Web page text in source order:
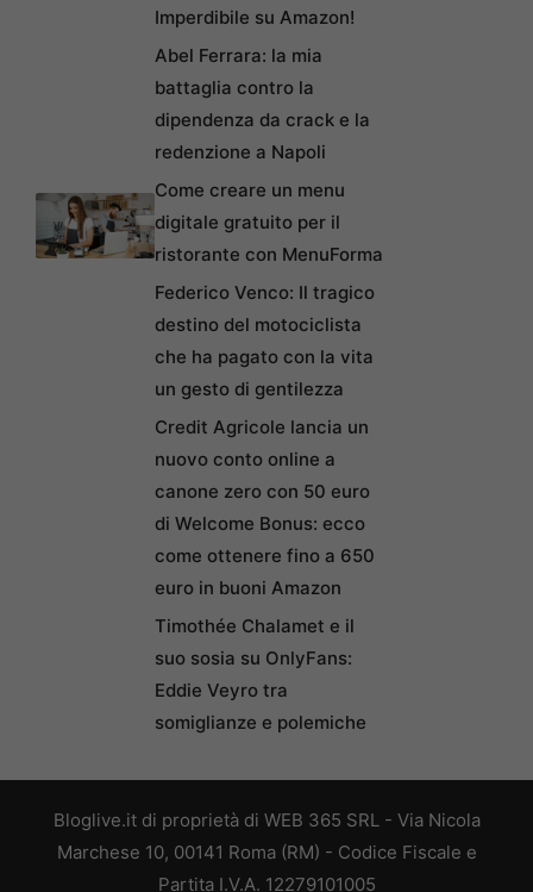
Imperdibile su Amazon!
Abel Ferrara: la mia
battaglia contro la
dipendenza da crack e la
redenzione a Napoli
Come creare un menu
digitale gratuito per il
ristorante con MenuForma
Federico Venco: Il tragico
destino del motociclista
che ha pagato con la vita
un gesto di gentilezza
Credit Agricole lancia un
nuovo conto online a
canone zero con 50 euro
di Welcome Bonus: ecco
come ottenere fino a 650
euro in buoni Amazon
Timothée Chalamet e il
suo sosia su OnlyFans:
Eddie Veyro tra
somiglianze e polemiche
Bloglive.it di proprietà di WEB 365 SRL - Via Nicola
Marchese 10, 00141 Roma (RM) - Codice Fiscale e
Partita I.V.A. 12279101005